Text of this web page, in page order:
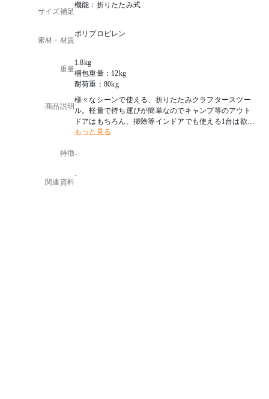
サイズ補足
機能：折りたたみ式
素材・材質
ポリプロピレン
重量
1.8kg
梱包重量：12kg
耐荷重：80kg
商品説明
様々なシーンで使える、折りたたみクラフタースツー
ル。軽量で持ち運びが簡単なのでキャンプ等のアウト
ドアはもちろん、掃除等インドアでも使える1台は欲し
いアイテムです。
もっと見る
特徴-
関連資料
-